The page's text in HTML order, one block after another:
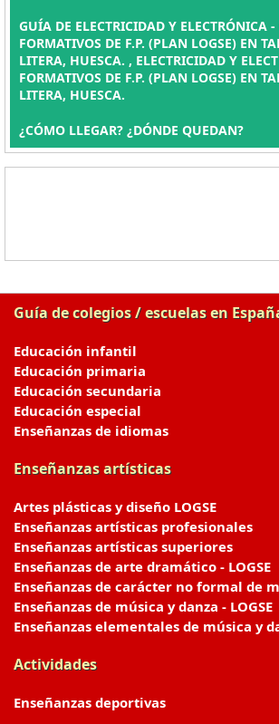
GUÍA DE ELECTRICIDAD Y ELECTRÓNICA -
FORMATIVOS DE F.P. (PLAN LOGSE) EN
LITERA, HUESCA. , ELECTRICIDAD Y
FORMATIVOS DE F.P. (PLAN LOGSE) EN
LITERA, HUESCA.
¿CÓMO LLEGAR? ¿DÓNDE QUEDAN?
Guía de colegios / escuelas en
Educación infantil
Educación primaria
Educación secundaria
Educación especial
Enseñanzas de idiomas
Enseñanzas artísticas
Artes plásticas y diseño LOGSE
Enseñanzas artísticas profesionales
Enseñanzas artísticas superiores
Enseñanzas de arte dramático - LOGSE
Enseñanzas de carácter no formal de
Enseñanzas de música y danza - LOGSE
Enseñanzas elementales de música y
Actividades
Enseñanzas deportivas